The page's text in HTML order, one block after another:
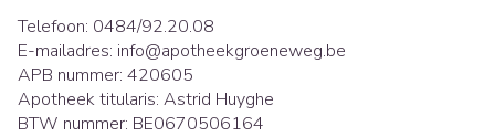
Telefoon: 0484/92.20.08
E-mailadres: info@apotheekgroeneweg.be
APB nummer: 420605
Apotheek titularis: Astrid Huyghe
BTW nummer: BE0670506164